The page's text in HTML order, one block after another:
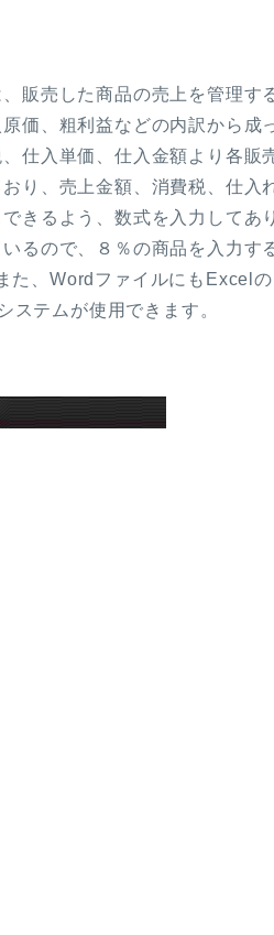
販売した商品の売上を管理す
価、粗利益などの内訳から成
仕入単価、仕入金額より各販
り、売上金額、消費税、仕入
きるよう、数式を入力してあ
るので、８％の商品を入力す
た、WordファイルにもExcelの
ステムが使用できます。